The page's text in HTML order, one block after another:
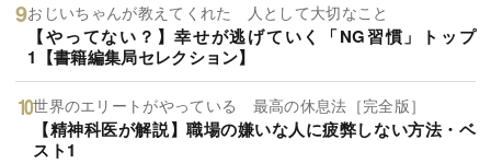
おじいちゃんが教えてくれた 人として大切なこと
【やってない？】幸せが逃げていく「NG習慣」トップ
1【書籍編集局セレクション】
世界のエリートがやっている 最高の休息法［完全版］
【精神科医が解説】職場の嫌いな人に疲弊しない方法・ベ
スト1